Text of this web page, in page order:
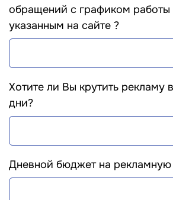
обращений с графиком работы
указанным на сайте ?
Хотите ли Вы крутить рекламу
дни?
Дневной бюджет на